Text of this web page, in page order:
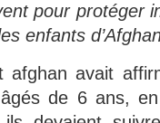
pour protéger
enfants
afghan avait
de 6 ans, en